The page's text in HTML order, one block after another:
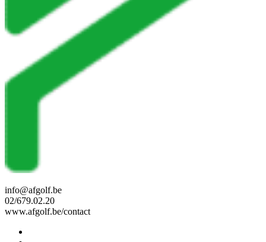
info@afgolf.be
02/679.02.20
www.afgolf.be/contact